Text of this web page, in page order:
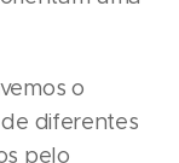
o
diferentes
pelo